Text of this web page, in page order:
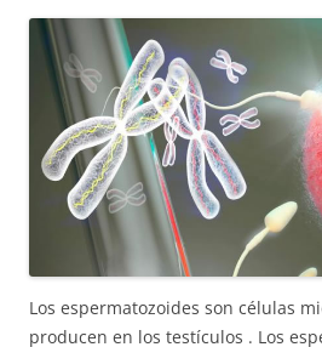
Los espermatozoides son células
producen en los testículos . Los